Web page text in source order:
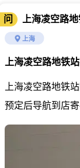
问 上海凌空路
上海
上海凌空路地铁
上海凌空路地铁
预定后导航到店寄